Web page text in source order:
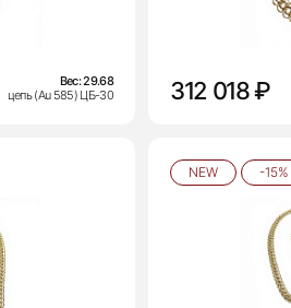
Вес:29.68
цепь (Au 585) ЦБ-30
312 018 ₽
NEW -15%